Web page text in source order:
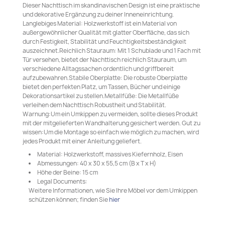
Dieser Nachttisch im skandinavischen Design ist eine praktische
und dekorative Ergänzung zu deiner Inneneinrichtung.
Langlebiges Material: Holzwerkstoff ist ein Material von
außergewöhnlicher Qualität mit glatter Oberfläche, das sich
durch Festigkeit, Stabilität und Feuchtigkeitsbeständigkeit
auszeichnet.Reichlich Stauraum: Mit 1 Schublade und 1 Fach mit
Tür versehen, bietet der Nachttisch reichlich Stauraum, um
verschiedene Alltagssachen ordentlich und griffbereit
aufzubewahren.Stabile Oberplatte: Die robuste Oberplatte
bietet den perfekten Platz, um Tassen, Bücher und einige
Dekorationsartikel zu stellen.Metallfüße: Die Metallfüße
verleihen dem Nachttisch Robustheit und Stabilität.
Warnung:Um ein Umkippen zu vermeiden, sollte dieses Produkt
mit der mitgelieferten Wandhalterung gesichert werden. Gut zu
wissen:Um die Montage so einfach wie möglich zu machen, wird
jedes Produkt mit einer Anleitung geliefert.
Material: Holzwerkstoff, massives Kiefernholz, Eisen
Abmessungen: 40 x 30 x 55,5 cm (B x T x H)
Höhe der Beine: 15 cm
Legal Documents:
Weitere Informationen, wie Sie Ihre Möbel vor dem Umkippen
schützen können; finden Siehier